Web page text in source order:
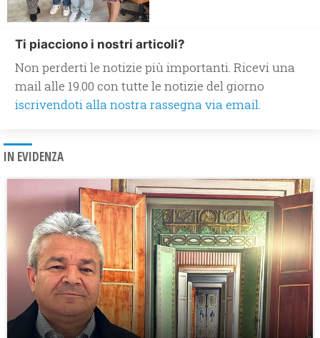
Ti piacciono i nostri articoli?
Non perderti le notizie più importanti. Ricevi una
mail alle 19.00 con tutte le notizie del giorno
iscrivendoti alla nostra rassegna via email.
IN EVIDENZA